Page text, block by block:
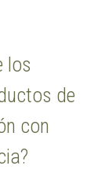
los
de
con